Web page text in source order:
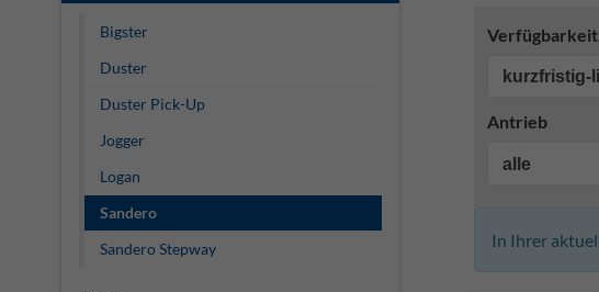
Antrieb
In Ihrer
Bigster
Duster
Duster Pick-Up
Jogger
Logan
Sandero
Sandero Stepway